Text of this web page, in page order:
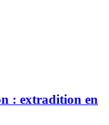
: extradition en